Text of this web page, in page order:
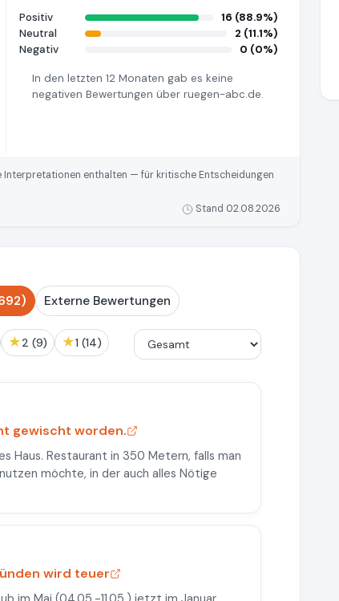
Positiv
16 (88.9%)
Neutral
2 (11.1%)
Negativ
0 (0%)
In den letzten 12 Monaten gab es keine
negativen Bewertungen über ruegen-abc.de.
enthalten — für kritische Entscheidungen
Stand 02.08.2026
Externe Bewertungen
★ 2 (9) ★ 1 (14)
gewischt worden.
Haus. Restaurant in 350 Metern, falls man
möchte, in der auch alles Nötige
wird teuer